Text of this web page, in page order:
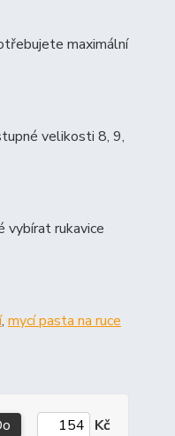
maximální
velikosti 8, 9,
vybírat rukavice
, mycí pasta na ruce
Kč